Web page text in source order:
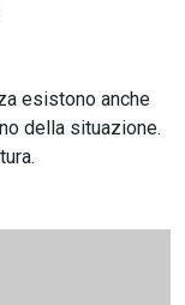
esistono anche
della situazione.